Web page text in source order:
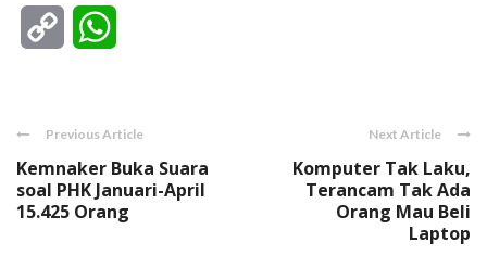
Copy
Previous Article
Kemnaker Buka Suara
soal PHK Januari-April
15.425 Orang
Next Article
Komputer Tak Laku,
Terancam Tak Ada
Orang Mau Beli
Laptop